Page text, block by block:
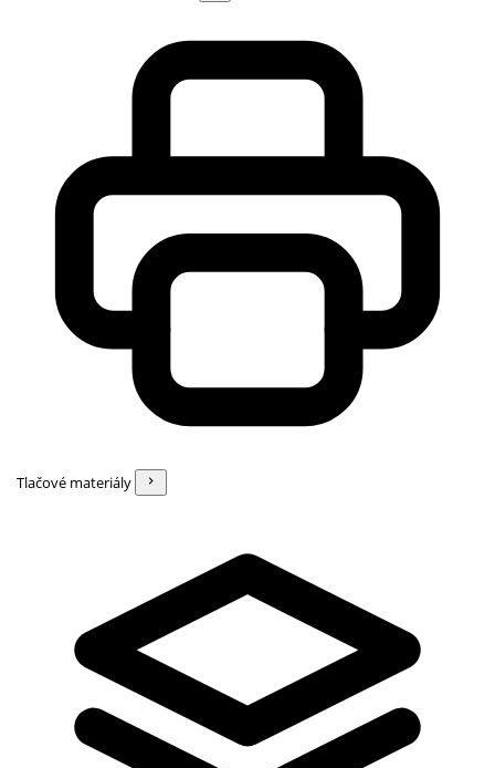
Tlačové materiály